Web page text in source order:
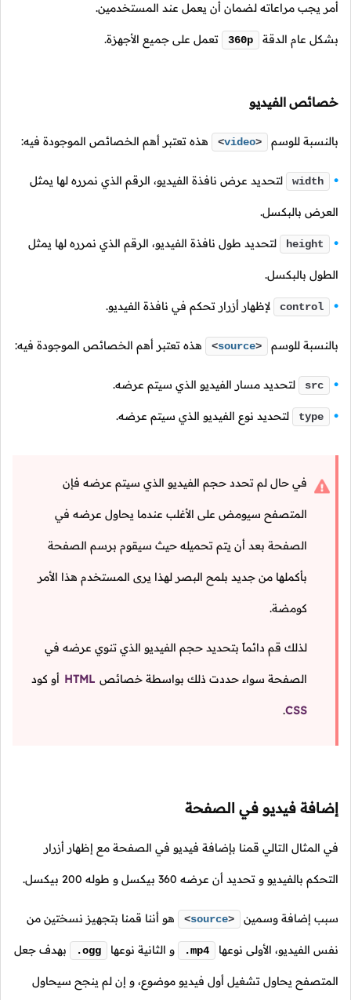
أمر يجب مراعاته لضمان أن يعمل عند المستخدمين.
بشكل عام الدقة 360p تعمل على جميع الأجهزة.
خصائص الفيديو
بالنسبة للوسم <video> هذه تعتبر أهم الخصائص الموجودة فيه:
width لتحديد عرض نافذة الفيديو، الرقم الذي نمرره لها يمثل
العرض بالبكسل.
height لتحديد طول نافذة الفيديو، الرقم الذي نمرره لها يمثل
الطول بالبكسل.
control لإظهار أزرار تحكم في نافذة الفيديو.
بالنسبة للوسم <source> هذه تعتبر أهم الخصائص الموجودة فيه:
src لتحديد مسار الفيديو الذي سيتم عرضه.
type لتحديد نوع الفيديو الذي سيتم عرضه.
في حال لم تحدد حجم الفيديو الذي سيتم عرضه فإن
المتصفح سيومض على الأغلب عندما يحاول عرضه في
الصفحة بعد أن يتم تحميله حيث سيقوم برسم الصفحة
بأكملها من جديد بلمح البصر لهذا يرى المستخدم هذا الأمر
كومضة.
لذلك قم دائماً بتحديد حجم الفيديو الذي تنوي عرضه في
الصفحة سواء حددت ذلك بواسطة خصائص HTML أو كود
CSS
.
إضافة فيديو في الصفحة
في المثال التالي قمنا بإضافة فيديو في الصفحة مع إظهار أزرار
التحكم بالفيديو و تحديد أن عرضه 360 بيكسل و طوله 200 بيكسل.
سبب إضافة وسمين <source> هو أننا قمنا بتجهيز نسختين من
نفس الفيديو، الأولى نوعها .mp4 و الثانية نوعها .ogg بهدف جعل
المتصفح يحاول تشغيل أول فيديو موضوع، و إن لم ينجح سيحاول